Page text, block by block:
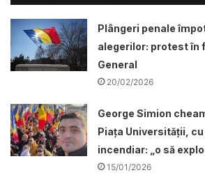
Plângeri penale
alegerilor: protest în
General
20/02/2026
George Simion
Piața Universității,
incendiar: „o să
15/01/2026